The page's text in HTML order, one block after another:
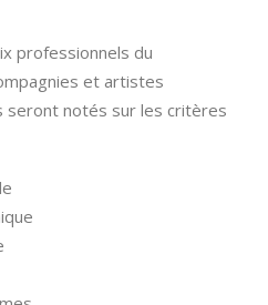
professionnels du
et artistes
seront notés sur les critères